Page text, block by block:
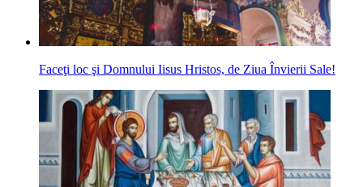
Faceţi loc şi Domnului Iisus Hristos, de Ziua Învierii Sale!